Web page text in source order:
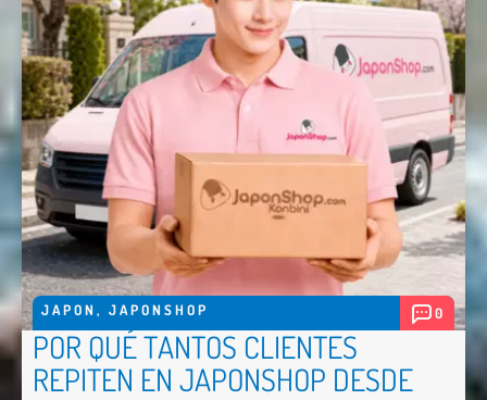
JAPON , JAPONSHOP 0
POR QUÉ TANTOS CLIENTES
REPITEN EN JAPONSHOP DESDE